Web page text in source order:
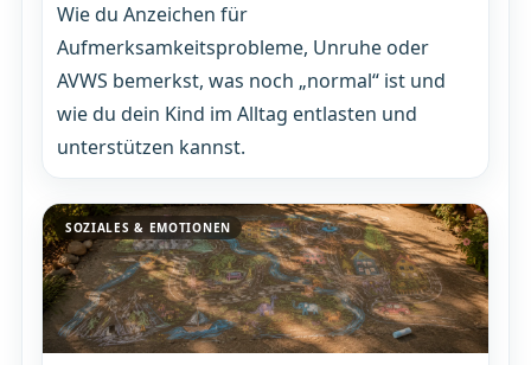
Wie du Anzeichen für
Aufmerksamkeitsprobleme, Unruhe oder
AVWS bemerkst, was noch „normal“ ist und
wie du dein Kind im Alltag entlasten und
unterstützen kannst.
SOZIALES & EMOTIONEN